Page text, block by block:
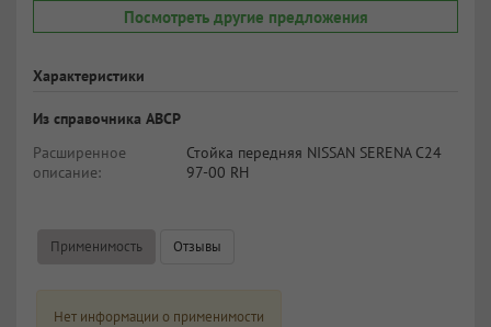
Посмотреть другие предложения
Характеристики
Из справочника ABCP
Расширенное
описание:
Стойка передняя NISSAN SERENA C24
97-00 RH
Применимость Отзывы
Нет информации о применимости